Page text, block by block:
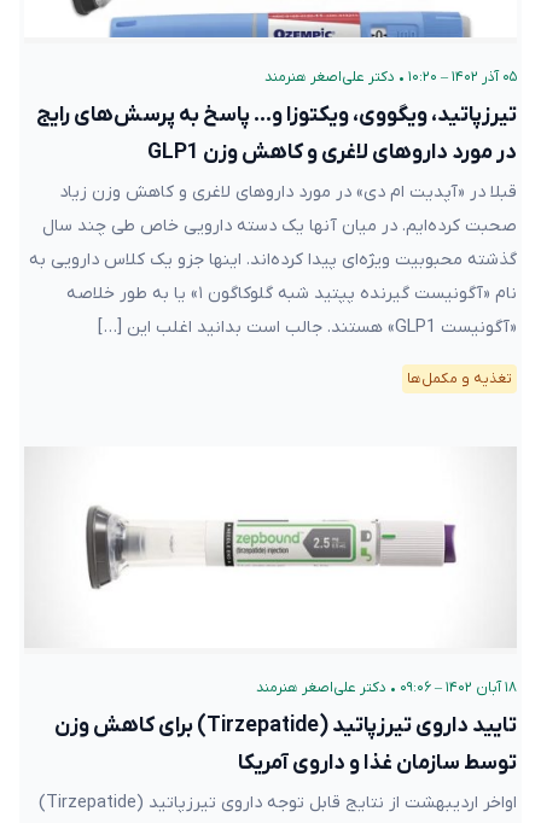
۰۵ آذر ۱۴۰۲ – ۱۰:۲۰ • دکتر علی‌اصغر هنرمند
تیرزپاتید، ویگووی، ویکتوزا و… پاسخ به پرسش‌های رایج
در مورد داروهای لاغری و کاهش وزن GLP1
قبلا در «آپدیت ام دی» در مورد داروهای لاغری و کاهش وزن زیاد
صحبت کرده‌ایم. در میان آنها یک دسته دارویی خاص طی چند سال
گذشته محبوبیت ویژه‌ای پیدا کرده‌اند. اینها جزو یک کلاس دارویی به
نام «آگونیست گیرنده پپتید شبه گلوکاگون ۱» یا به طور خلاصه
«آگونیست GLP1» هستند. جالب است بدانید اغلب این […]
تغذیه و مکمل‌ها
۱۸ آبان ۱۴۰۲ – ۰۹:۰۶ • دکتر علی‌اصغر هنرمند
تایید داروی تیرزپاتید (Tirzepatide) برای کاهش وزن
توسط سازمان غذا و داروی آمریکا
اواخر اردیبهشت از نتایج قابل توجه داروی تیرزپاتید (Tirzepatide)